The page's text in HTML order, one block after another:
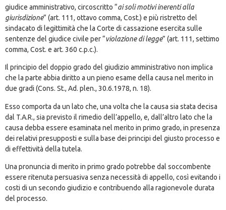
giudice amministrativo, circoscritto “ai soli motivi inerenti alla
giurisdizione” (art. 111, ottavo comma, Cost.) e più ristretto del
sindacato di legittimità che la Corte di cassazione esercita sulle
sentenze del giudice civile per “violazione di legge” (art. 111, settimo
comma, Cost. e art. 360 c.p.c.).
Il principio del doppio grado del giudizio amministrativo non implica
che la parte abbia diritto a un pieno esame della causa nel merito in
due gradi (Cons. St., Ad. plen., 30.6.1978, n. 18).
Esso comporta da un lato che, una volta che la causa sia stata decisa
dal T.A.R., sia previsto il rimedio dell’appello, e, dall’altro lato che la
causa debba essere esaminata nel merito in primo grado, in presenza
dei relativi presupposti e sulla base dei principi del giusto processo e
di effettività della tutela.
Una pronuncia di merito in primo grado potrebbe dal soccombente
essere ritenuta persuasiva senza necessità di appello, così evitando i
costi di un secondo giudizio e contribuendo alla ragionevole durata
del processo.